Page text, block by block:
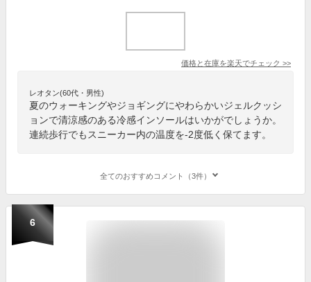
価格と在庫を楽天でチェック >>
レオタン(60代・男性)
夏のウォーキングやジョギングにやわらかいジェルクッシ
ョンで清涼感のある冷感インソールはいかがでしょうか。
連続歩行でもスニーカー内の温度を-2度低く保てます。
全てのおすすめコメント（3件）
6